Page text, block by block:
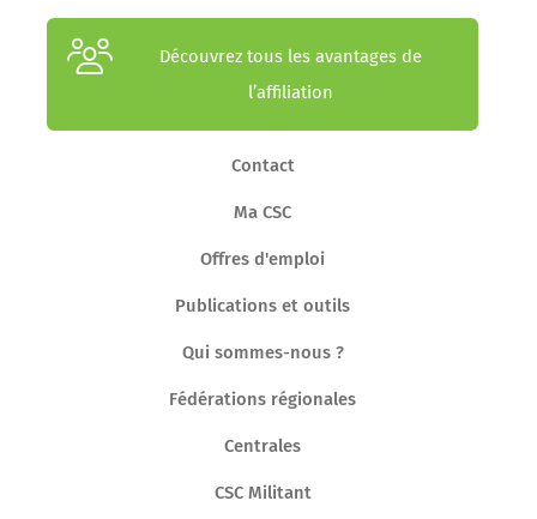
Découvrez tous les avantages de
l’affiliation
Contact
Ma CSC
Offres d'emploi
Publications et outils
Qui sommes-nous ?
Fédérations régionales
Centrales
CSC Militant